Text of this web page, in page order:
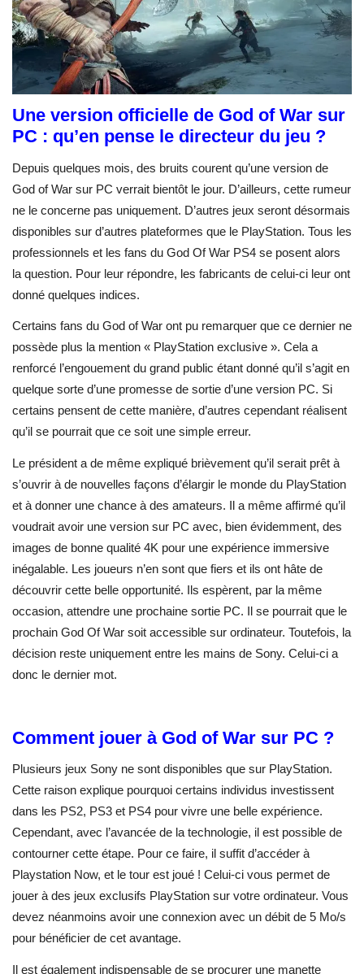
Une version officielle de God of War sur
PC : qu’en pense le directeur du jeu ?
Depuis quelques mois, des bruits courent qu’une version de
God of War sur PC verrait bientôt le jour. D’ailleurs, cette rumeur
ne le concerne pas uniquement. D’autres jeux seront désormais
disponibles sur d’autres plateformes que le PlayStation. Tous les
professionnels et les fans du God Of War PS4 se posent alors
la question. Pour leur répondre, les fabricants de celui-ci leur ont
donné quelques indices.
Certains fans du God of War ont pu remarquer que ce dernier ne
possède plus la mention « PlayStation exclusive ». Cela a
renforcé l’engouement du grand public étant donné qu’il s’agit en
quelque sorte d’une promesse de sortie d’une version PC. Si
certains pensent de cette manière, d’autres cependant réalisent
qu’il se pourrait que ce soit une simple erreur.
Le président a de même expliqué brièvement qu’il serait prêt à
s’ouvrir à de nouvelles façons d’élargir le monde du PlayStation
et à donner une chance à des amateurs. Il a même affirmé qu’il
voudrait avoir une version sur PC avec, bien évidemment, des
images de bonne qualité 4K pour une expérience immersive
inégalable. Les joueurs n’en sont que fiers et ils ont hâte de
découvrir cette belle opportunité. Ils espèrent, par la même
occasion, attendre une prochaine sortie PC. Il se pourrait que le
prochain God Of War soit accessible sur ordinateur. Toutefois, la
décision reste uniquement entre les mains de Sony. Celui-ci a
donc le dernier mot.
Comment jouer à God of War sur PC ?
Plusieurs jeux Sony ne sont disponibles que sur PlayStation.
Cette raison explique pourquoi certains individus investissent
dans les PS2, PS3 et PS4 pour vivre une belle expérience.
Cependant, avec l’avancée de la technologie, il est possible de
contourner cette étape. Pour ce faire, il suffit d’accéder à
Playstation Now, et le tour est joué ! Celui-ci vous permet de
jouer à des jeux exclusifs PlayStation sur votre ordinateur. Vous
devez néanmoins avoir une connexion avec un débit de 5 Mo/s
pour bénéficier de cet avantage.
Il est également indispensable de se procurer une manette